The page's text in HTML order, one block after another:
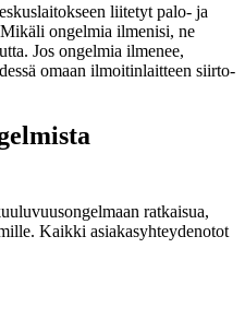
liitetyt palo- ja
ongelmia ilmenisi, ne
Jos ongelmia ilmenee,
omaan ilmoitinlaitteen siirto-
ratkaisua,
Kaikki asiakasyhteydenotot